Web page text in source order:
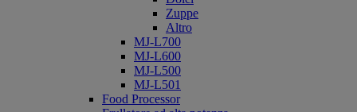
Zuppe
Altro
MJ-L700
MJ-L600
MJ-L500
MJ-L501
Food Processor